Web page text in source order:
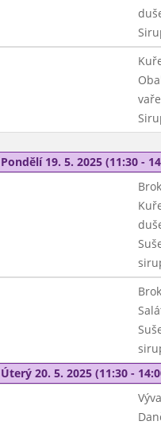
Pondělí 19. 5. 2025 (11:30 -
Úterý 20. 5. 2025 (11:30 -